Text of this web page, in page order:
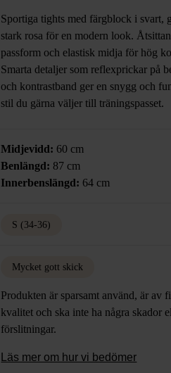
Sportiga tights med färgblock i svart,
stark rosa för en modern look.
passform och elastisk midja för hög
Smarta detaljer som reflexprickar på
och kontrastband ger en snygg och
stil du gärna väljer till träningspasset.
Midjevidd: 60 cm
Benlängd: 87 cm
Innerbenslängd: 64 cm
S (34-36)
Mycket gott skick
Produkten är sparsamt använd, är av
kvalitet och ska inte ha några skador
förslitningar.
Läs mer om hur vi bedömer